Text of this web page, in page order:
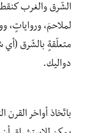
الشّرق والغرب
لملاحمَ، ورواياتٍ،
متعلّقةٍ بالشّرق (أي
دواليك.
باتّخاذ أواخر